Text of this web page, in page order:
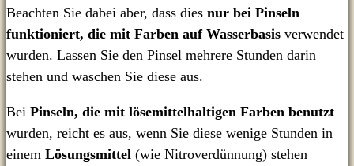
Beachten Sie dabei aber, dass dies nur bei Pinseln
funktioniert, die mit Farben auf Wasserbasis verwendet
wurden. Lassen Sie den Pinsel mehrere Stunden darin
stehen und waschen Sie diese aus.
Bei Pinseln, die mit lösemittelhaltigen Farben benutzt
wurden, reicht es aus, wenn Sie diese wenige Stunden in
einem Lösungsmittel (wie Nitroverdünnung) stehen